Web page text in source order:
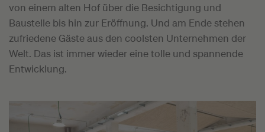
von einem alten Hof über die Besichtigung und
Baustelle bis hin zur Eröffnung. Und am Ende stehen
zufriedene Gäste aus den coolsten Unternehmen der
Welt. Das ist immer wieder eine tolle und spannende
Entwicklung.